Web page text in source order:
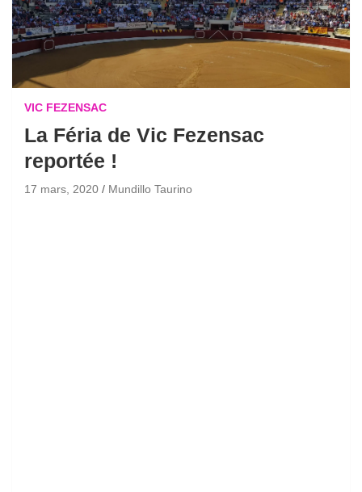
VIC FEZENSAC
La Féria de Vic Fezensac
reportée !
17 mars, 2020 Mundillo Taurino